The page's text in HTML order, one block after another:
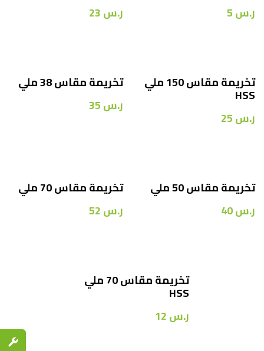
ر.س5
ر.س23
تخريمة مقاس 150 ملي
HSS
ر.س25
تخريمة مقاس 38 ملي
ر.س35
تخريمة مقاس 50 ملي
ر.س40
تخريمة مقاس 70 ملي
ر.س52
تخريمة مقاس 70 ملي
HSS
ر.س12
قطع